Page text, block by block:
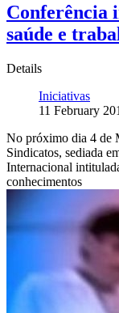
Conferência
saúde e
Details
Iniciativas
11 February
No próximo dia 4 de
Sindicatos, sediada
Internacional
conhecimentos